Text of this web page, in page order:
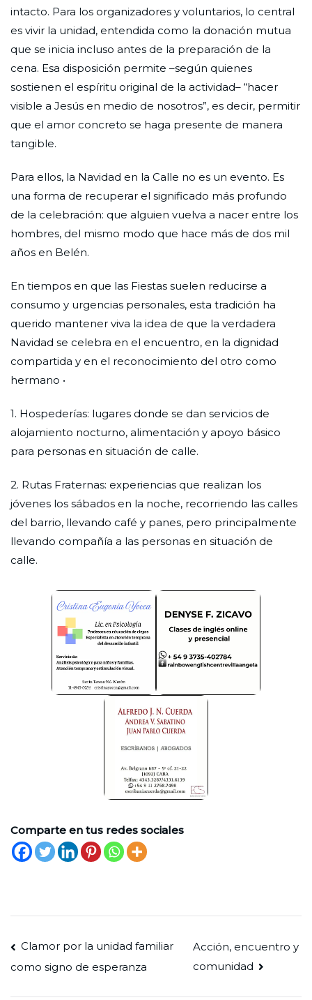
intacto. Para los organizadores y voluntarios, lo central
es vivir la unidad, entendida como la donación mutua
que se inicia incluso antes de la preparación de la
cena. Esa disposición permite –según quienes
sostienen el espíritu original de la actividad– “hacer
visible a Jesús en medio de nosotros”, es decir, permitir
que el amor concreto se haga presente de manera
tangible.
Para ellos, la Navidad en la Calle no es un evento. Es
una forma de recuperar el significado más profundo
de la celebración: que alguien vuelva a nacer entre los
hombres, del mismo modo que hace más de dos mil
años en Belén.
En tiempos en que las Fiestas suelen reducirse a
consumo y urgencias personales, esta tradición ha
querido mantener viva la idea de que la verdadera
Navidad se celebra en el encuentro, en la dignidad
compartida y en el reconocimiento del otro como
hermano •
1. Hospederías: lugares donde se dan servicios de
alojamiento nocturno, alimentación y apoyo básico
para personas en situación de calle.
2. Rutas Fraternas: experiencias que realizan los
jóvenes los sábados en la noche, recorriendo las calles
del barrio, llevando café y panes, pero principalmente
llevando compañía a las personas en situación de
calle.
Comparte en tus redes sociales
Navegación
de
Clamor por la unidad familiar
como signo de esperanza
Acción, encuentro y
comunidad